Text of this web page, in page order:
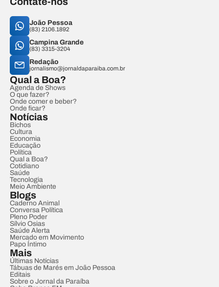
João Pessoa
(83) 2106.1892
Campina Grande
(83) 3315-3204
Redação
jornalismo@jornaldaparaiba.com.br
Qual a Boa?
Agenda de Shows
O que fazer?
Onde comer e beber?
Onde ficar?
Notícias
Bichos
Cultura
Economia
Educação
Política
Qual a Boa?
Cotidiano
Saúde
Tecnologia
Meio Ambiente
Blogs
Caderno Animal
Conversa Política
Pleno Poder
Sílvio Osias
Saúde Alerta
Mercado em Movimento
Papo Íntimo
Mais
Últimas Notícias
Tábuas de Marés em João Pessoa
Editais
Sobre o Jornal da Paraíba